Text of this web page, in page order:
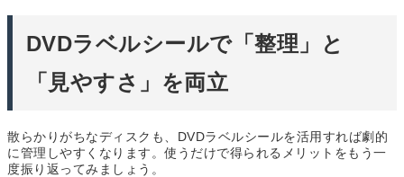
DVDラベルシールで「整理」と
「見やすさ」を両立
散らかりがちなディスクも、DVDラベルシールを活用すれば劇的
に管理しやすくなります。使うだけで得られるメリットをもう一
度振り返ってみましょう。